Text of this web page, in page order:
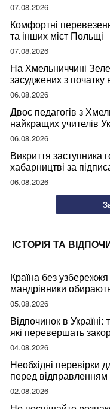
07.08.2026
Комфортні
та інших міст Польщі
07.08.2026
На Хмельниччині
засуджених з початку
06.08.2026
Двоє педагогів з
найкращих учителів
06.08.2026
Викриття заступника
хабарництві за
06.08.2026
ІСТОРІЯ ТА
Країна без
мандрівники
05.08.2026
Відпочинок в Україні:
які перевершать
04.08.2026
Необхідні перевірки
перед
02.08.2026